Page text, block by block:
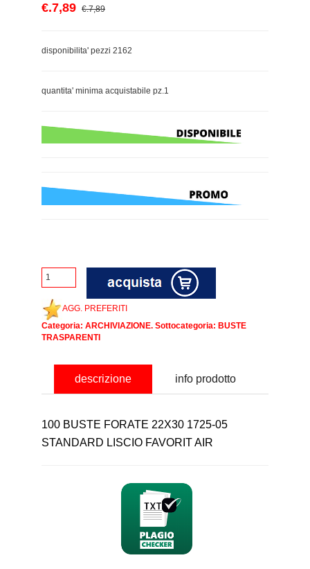
€.7,89 €.7,89
disponibilita' pezzi 2162
quantita' minima acquistabile pz.1
AGG. PREFERITI
Categoria: ARCHIVIAZIONE. Sottocategoria: BUSTE
TRASPARENTI
descrizione info prodotto
100 BUSTE FORATE 22X30 1725-05
STANDARD LISCIO FAVORIT AIR